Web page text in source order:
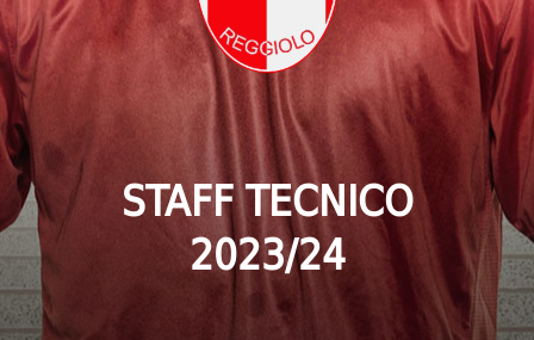
STAFF TECNICO
2023/24